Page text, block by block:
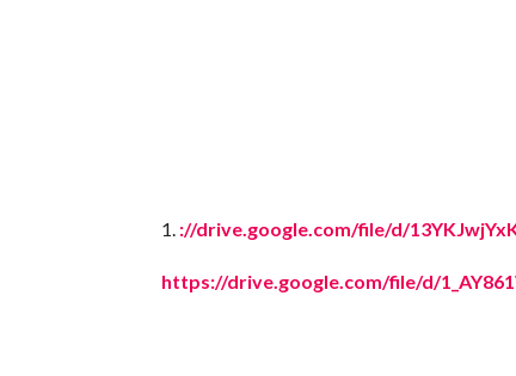
1. ://drive.google.com/file/d/
https://drive.google.com/file/d/